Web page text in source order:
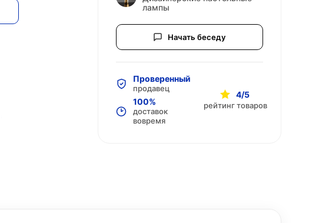
лампы
Начать беседу
Проверенный
продавец
100%
доставок
вовремя
4/5
рейтинг товаров